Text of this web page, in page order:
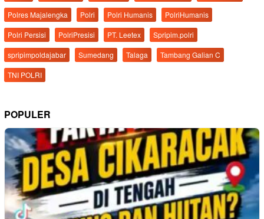
Polres Majalengka
Polri Polri Humanis
PolriHumanis
Polri Persisi
PolriPresisi PT. Leetex
Spripim.polri
spripimpoldajabar
Sumedang Talaga
Tambang Galian C
TNI POLRI
POPULER